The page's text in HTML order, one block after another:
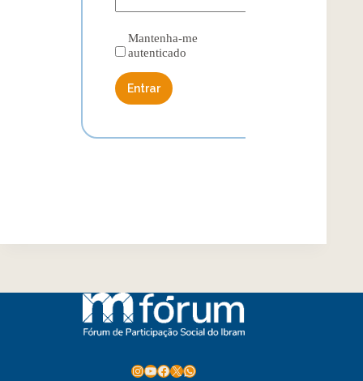
Mantenha-me
autenticado
Entrar
Instagram
Youtube
Facebook
X WhatsApp